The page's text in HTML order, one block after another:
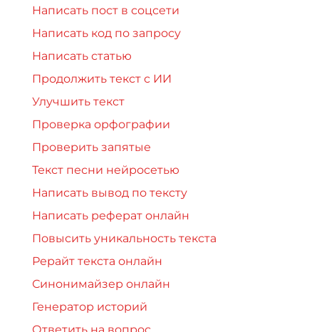
Написать пост в соцсети
Написать код по запросу
Написать статью
Продолжить текст с ИИ
Улучшить текст
Проверка орфографии
Проверить запятые
Текст песни нейросетью
Написать вывод по тексту
Написать реферат онлайн
Повысить уникальность текста
Рерайт текста онлайн
Синонимайзер онлайн
Генератор историй
Ответить на вопрос